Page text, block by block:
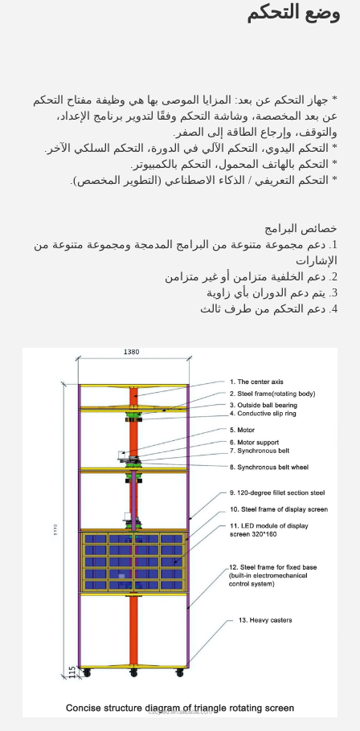
وضع التحكم
والتوقف، وإرجاع الطاقة إلى الصفر.
* التحكم اليدوي، التحكم الآلي في الدورة، التحكم السلكي الآخر.
* التحكم بالهاتف المحمول، التحكم بالكمبيوتر.
* التحكم التعريفي / الذكاء الاصطناعي (التطوير المخصص).
خصائص البرامج
الإشارات
2. دعم الخلفية متزامن أو غير متزامن
3. يتم دعم الدوران بأي زاوية
4. دعم التحكم من طرف ثالث